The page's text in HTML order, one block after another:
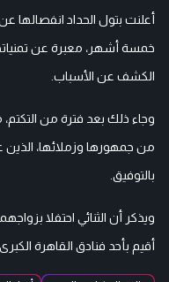
أعلنت بتول الحداد انفصالها
خمسة أشهر، معبرة عن
الكشف عن الأسباب.
وجاء ذلك بعد فترة من
من جمهورها وزملائها، الذين
بالتوفيق.
ويذكر أن الثنائي احتفلا
أقيم بأحد فنادق القاهرة الكبرى.